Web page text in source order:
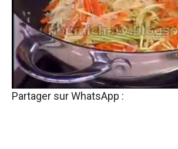
Partager sur WhatsApp :